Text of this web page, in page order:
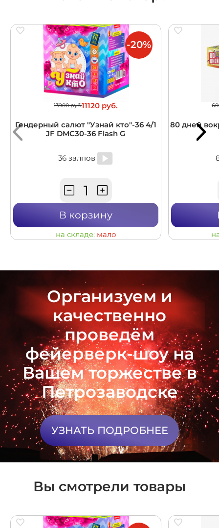
13900 руб.11120 руб.
Гендерный салют "Узнай кто"-36 4/1
JF DMC30-36 Flash G
36 залпов
В корзину
на складе: мало
-20%
80 дней
Организуем и
качественно
проведём
фейерверк-шоу на
Вашем торжестве в
Петрозаводске
УЗНАТЬ ПОДРОБНЕЕ
Вы смотрели товары